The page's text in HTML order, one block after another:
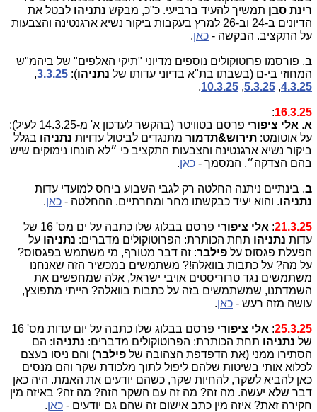
רינת סבן תמשיך להעיד ברביעי. כ"כ, מבקש נתניהו לבטל את
הדיונים ב-24 וב-26 למרץ בעקבות ביקור נשיא ארגנטינה והצבעות
על התקציב. הבקשה - כאן.
ב. פורסמו פרוטוקולים נוספים מדיוני "תיקי האלפים" של ביהמ"ש
המחוזי בי-ם (בשבתו בת"א בדיוני עדותו של נתניהו):
3.3.25
,
4.3.25
,
5.3.25
,
10.3.25
.
16.3.25
:
א. אלי ציפור
י פרסם בטוויטר (בהקשר לעדכון א' מ-14.3.25 לעיל):
על אוטומט: תירוש&תדמור מתנגדים לביטול עדויות נתניהו בגלל
ביקור נשיא ארגנטינה והצבעות התקציב כי ״לא הונחו נימוקים שיש
בהם הצדקה״. המסמך - כאן.
ב. בינתיים ניתנה החלטה רק לגבי השבוע ביחס למועדי עדות
נתניהו. והוא יעיד כבקשתו מחר ומחרתיים. ההחלטה - כאן.
21.3.25
: אלי ציפורי
פרסם בבלוג שלו כתבה על ים מס' 16 של
עדות נתניהו תחת הכותרת: הפרוטוקולים מדברים: נתניהו על
הפעלת פגסוס על פילבר: זה דבר מטורף, מי משתמש בפגסוס?
על מה? על כתבות בוואלה!? משתמשים במכשיר הזה שאנחנו
משתמשים נגד טרוריסטים אויבי ישראל, אלה שמחפשים את
השמדתנו, שמשתמשים בזה על כתבות בוואלה? הייתי מתפוצץ,
עושה מזה רעש - כאן.
25.3.25
: אלי ציפורי
פרסם בבלוג שלו כתבה על יום עדות מס' 16
של נתניהו תחת הכותרת: הפרוטוקולים מדברים: נתניהו: הם
הסתירו ממני (את הדפדפת הצהובה של פילבר) והם ניסו בעצם
לכלוא אותי בשיטות שלהם ליפול לתוך מלכודת שקר והם מנסים
כאן להביא לשקר, להחיות שקר, כשהם יודעים את האמת. היה כאן
דבר שלא יעשה. מה זה? מה זה עם השקר הזה? מה זה? באיזה מין
חקירה זאת? איזה מין כתב אישום זה שהם גם יודעים - כאן.